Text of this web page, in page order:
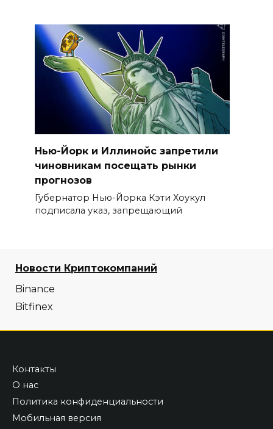
Нью-Йорк и Иллинойс запретили
чиновникам посещать рынки
прогнозов
Губернатор Нью-Йорка Кэти Хоукул
подписала указ, запрещающий
Новости Криптокомпаний
Binance
Bitfinex
Контакты
О нас
Политика конфиденциальности
Мобильная версия